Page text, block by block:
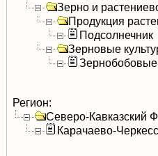
Зерно и
Продукция
Подсолнечник
Зерновые
Зернобобовые
Регион:
Северо-Кавказский
Карачаево-